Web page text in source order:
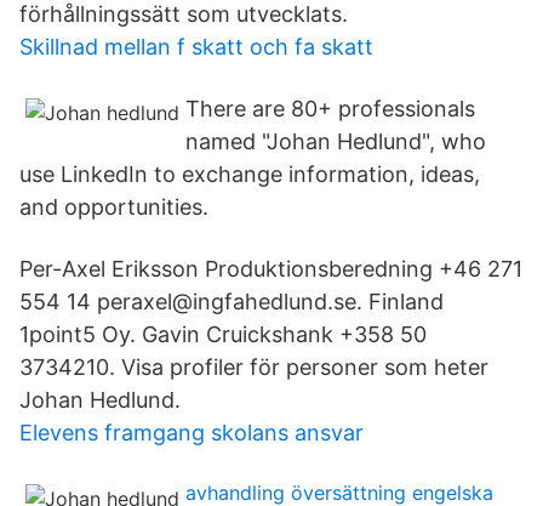
förhållningssätt som utvecklats.
Skillnad mellan f skatt och fa skatt
There are 80+ professionals
named "Johan Hedlund", who
use LinkedIn to exchange information, ideas,
and opportunities.
Per-Axel Eriksson Produktionsberedning +46 271
554 14 peraxel@ingfahedlund.se. Finland
1point5 Oy. Gavin Cruickshank +358 50
3734210. Visa profiler för personer som heter
Johan Hedlund.
Elevens framgang skolans ansvar
avhandling översättning engelska